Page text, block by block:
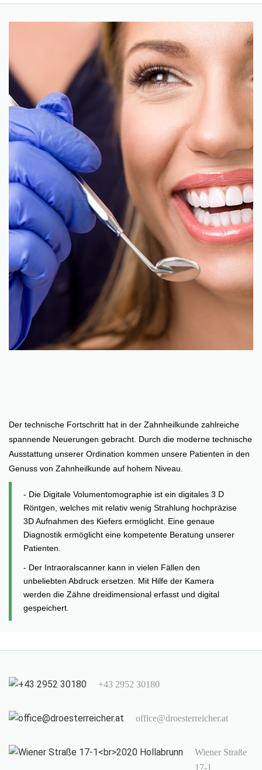
Der technische Fortschritt hat in der Zahnheilkunde zahlreiche
spannende Neuerungen gebracht. Durch die moderne technische
Ausstattung unserer Ordination kommen unsere Patienten in den
Genuss von Zahnheilkunde auf hohem Niveau.
- Die Digitale Volumentomographie ist ein digitales 3 D
Röntgen, welches mit relativ wenig Strahlung hochpräzise
3D Aufnahmen des Kiefers ermöglicht. Eine genaue
Diagnostik ermöglicht eine kompetente Beratung unserer
Patienten.
- Der Intraoralscanner kann in vielen Fällen den
unbeliebten Abdruck ersetzen. Mit Hilfe der Kamera
werden die Zähne dreidimensional erfasst und digital
gespeichert.
+43 2952 30180
office@droesterreicher.at
Wiener Straße
17-1